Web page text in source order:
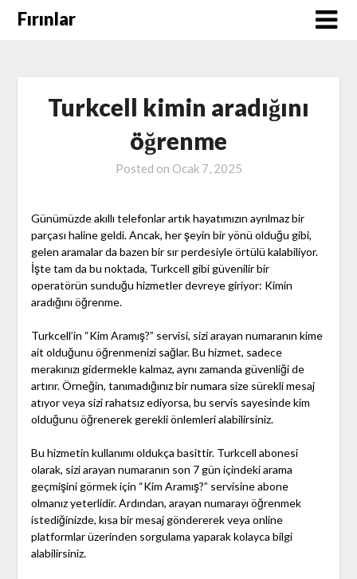
SkipFırınlar
Turkcell kimin aradığını
öğrenme
Posted on Ocak 7, 2025
Günümüzde akıllı telefonlar artık hayatımızın ayrılmaz bir
parçası haline geldi. Ancak, her şeyin bir yönü olduğu gibi,
gelen aramalar da bazen bir sır perdesiyle örtülü kalabiliyor.
İşte tam da bu noktada, Turkcell gibi güvenilir bir
operatörün sunduğu hizmetler devreye giriyor: Kimin
aradığını öğrenme.
Turkcell’in “Kim Aramış?” servisi, sizi arayan numaranın kime
ait olduğunu öğrenmenizi sağlar. Bu hizmet, sadece
merakınızı gidermekle kalmaz, aynı zamanda güvenliği de
artırır. Örneğin, tanımadığınız bir numara size sürekli mesaj
atıyor veya sizi rahatsız ediyorsa, bu servis sayesinde kim
olduğunu öğrenerek gerekli önlemleri alabilirsiniz.
Bu hizmetin kullanımı oldukça basittir. Turkcell abonesi
olarak, sizi arayan numaranın son 7 gün içindeki arama
geçmişini görmek için “Kim Aramış?” servisine abone
olmanız yeterlidir. Ardından, arayan numarayı öğrenmek
istediğinizde, kısa bir mesaj göndererek veya online
platformlar üzerinden sorgulama yaparak kolayca bilgi
alabilirsiniz.